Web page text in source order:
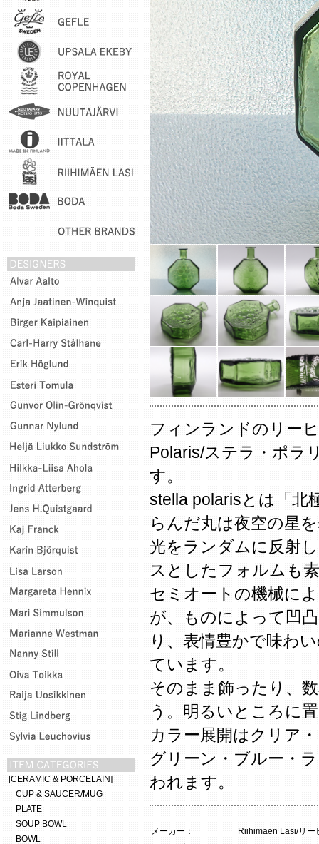
フィンランドのリー
Polaris/ステラ・ポラ
す。
stella polarisとは「北
らんだ丸は夜空の星
光をランダムに反射
スとしたフォルムも
セミオートの機械に
が、ものによって凹
り、表情豊かで味わ
ています。
そのまま飾ったり、
う。明るいところに
カラー展開はクリア
グリーン・ブルー・
われます。
メーカー：
Riihimaen Lasi/リー
[CERAMIC & PORCELAIN]
CUP & SAUCER/MUG
PLATE
SOUP BOWL
BOWL